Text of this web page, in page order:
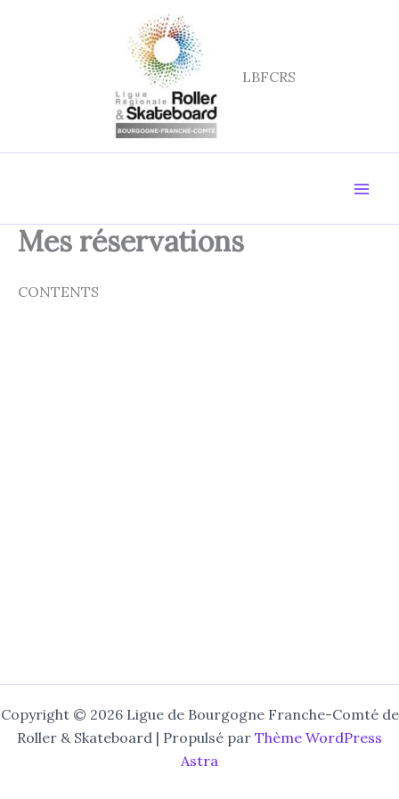
LBFCRS
Mes réservations
CONTENTS
Copyright © 2026 Ligue de Bourgogne Franche-Comté de
Roller & Skateboard | Propulsé par Thème WordPress
Astra